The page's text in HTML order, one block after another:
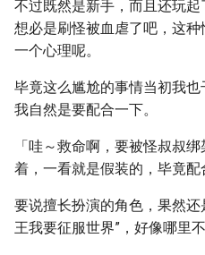
不过既然是新手，而且还玩起
想必是刷怪被血虐了吧，这
一个心理呢。
毕竟这么尴尬的事情当初我
我自然是要配合一下。
「哇～救命啊，要被怪叔叔
着，一看就是假装的，毕竟配
要说擅长扮演的角色，果然
王我要征服世界”，好像哪里不